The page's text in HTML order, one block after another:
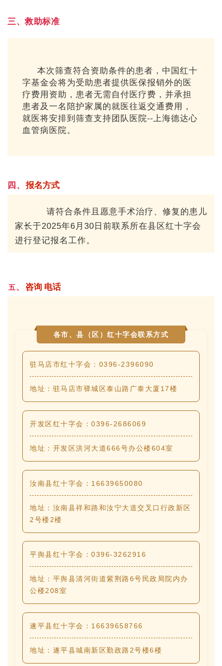
三、救助标准
本次筛查符合资助条件的患者，中国红十
字基金会将为受助患者提供医保报销外的医
疗费用资助，患者无需自付医疗费，并承担
患者及一名陪护家属的就医往返交通费用，
就医将安排到筛查支持团队医院--上海德达心
血管病医院。
四、 报名方式
请符合条件且愿意手术治疗、修复的患儿
家长于2025年6月30日前联系所在县区红十字会
进行登记报名工作。
五、 咨询 电话
各市、县（区）红十字会联系方式
驻马店市红十字会：0396-2396090
地址：驻马店市驿城区泰山路广泰大厦17楼
开发区红十字会：0396-2686069
地址：开发区洪河大道666号办公楼604室
汝南县红十字会：16639650080
地址：汝南县祥和路和汝宁大道交叉口行政新区
2号楼2楼
平舆县红十字会：0396-3262916
地址： 平舆县清河街道紫荆路6号民政局院内办
公楼208室
遂平县红十字会：16639658766
地址：遂平县城南新区勤政路2号楼6楼